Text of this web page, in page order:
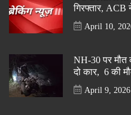
गिरफ्तार,
April 10,
NH-30 पर मौत
दो कार, 6 की
April 9, 2026